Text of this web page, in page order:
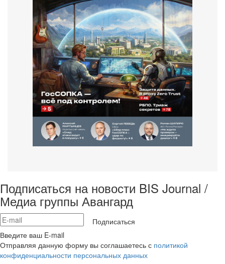
Подписаться на новости BIS Journal /
Медиа группы Авангард
Подписаться
Введите ваш E-mail
Отправляя данную форму вы соглашаетесь с политикой
конфиденциальности персональных данных